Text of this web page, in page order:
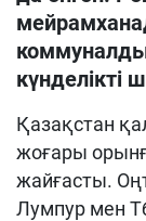
күнделікті
Қазақстан
жоғары
жайғасты.
Лумпур мен